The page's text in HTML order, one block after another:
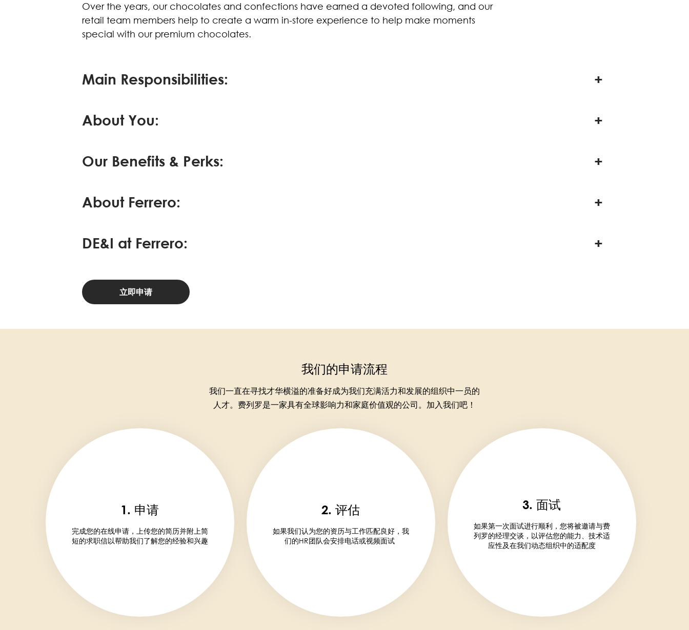
Over the years, our chocolates and confections have earned a devoted following, and our
retail team members help to create a warm in-store experience to help make moments
special with our premium chocolates.
Main Responsibilities:
About You:
Our Benefits & Perks:
About Ferrero:
DE&I at Ferrero:
立即申请
我们的申请流程
我们一直在寻找才华横溢的准备好成为我们充满活力和发展的组织中一员的
人才。费列罗是一家具有全球影响力和家庭价值观的公司。加入我们吧！
1. 申请
完成您的在线申请，上传您的简历并附上简
短的求职信以帮助我们了解您的经验和兴趣
2. 评估
如果我们认为您的资历与工作匹配良好，我
们的HR团队会安排电话或视频面试
3. 面试
如果第一次面试进行顺利，您将被邀请与费
列罗的经理交谈，以评估您的能力、技术适
应性及在我们动态组织中的适配度